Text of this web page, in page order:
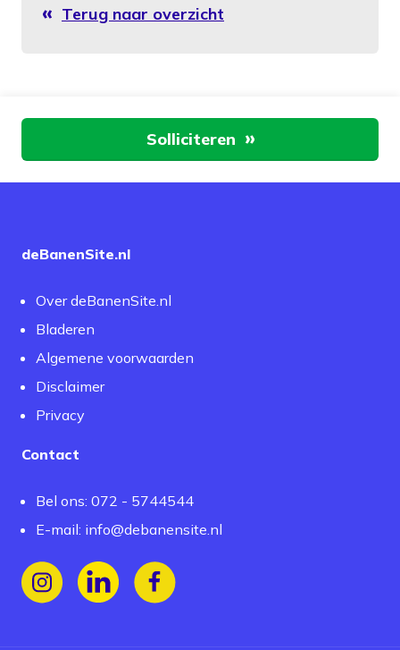
Terug naar overzicht
Aan de slagSolliciteren
deBanenSite.nl
Over deBanenSite.nl
Bladeren
Algemene voorwaarden
Disclaimer
Privacy
Contact
Bel ons: 072 - 5744544
E-mail: info@debanensite.nl